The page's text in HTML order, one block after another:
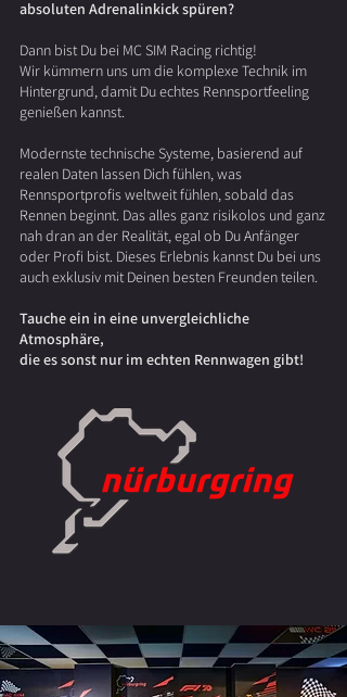
absoluten Adrenalinkick spüren?
Dann bist Du bei MC SIM Racing richtig!
Wir kümmern uns um die komplexe Technik im
Hintergrund, damit Du echtes Rennsportfeeling
genießen kannst.
Modernste technische Systeme, basierend auf
realen Daten lassen Dich fühlen, was
Rennsportprofis weltweit fühlen, sobald das
Rennen beginnt. Das alles ganz risikolos und ganz
nah dran an der Realität, egal ob Du Anfänger
oder Profi bist. Dieses Erlebnis kannst Du bei uns
auch exklusiv mit Deinen besten Freunden teilen.
Tauche ein in eine unvergleichliche
Atmosphäre,
die es sonst nur im echten Rennwagen gibt!